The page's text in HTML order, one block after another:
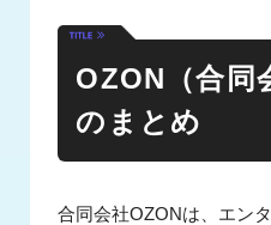
OZON（合同
のまとめ
合同会社OZONは、エン